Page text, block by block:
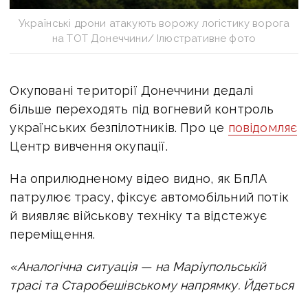
Українські дрони атакують ворожу логістику ворога
на ТОТ Донеччини/ Ілюстративне фото
Окуповані території Донеччини дедалі
більше переходять під вогневий контроль
українських безпілотників. Про це повідомляє
Центр вивчення окупації.
На оприлюдненому відео видно, як БпЛА
патрулює трасу, фіксує автомобільний потік
й виявляє військову техніку та відстежує
переміщення.
«Аналогічна ситуація — на Маріупольській
трасі та Старобешівському напрямку. Йдеться